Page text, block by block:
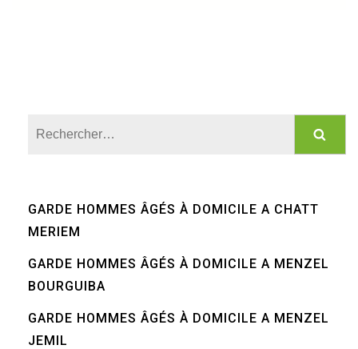
GARDE HOMMES ÂGÉS À DOMICILE A CHATT
MERIEM
GARDE HOMMES ÂGÉS À DOMICILE A MENZEL
BOURGUIBA
GARDE HOMMES ÂGÉS À DOMICILE A MENZEL
JEMIL